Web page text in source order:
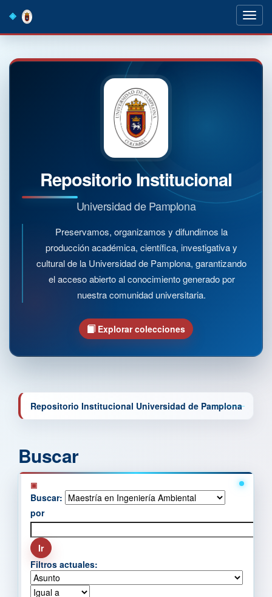
navigation
Repositorio Institucional
Universidad de Pamplona
Preservamos, organizamos y difundimos la
producción académica, científica, investigativa y
cultural de la Universidad de Pamplona, garantizando
el acceso abierto al conocimiento generado por
nuestra comunidad universitaria.
Explorar colecciones
Repositorio Institucional Universidad de Pamplona
Buscar
Buscar:
por
Filtros actuales: